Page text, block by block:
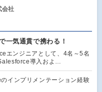
会社
一気通貫で携わる！
エンジニアとして、4名～5名
導入およ…
インプリメンテーション経験